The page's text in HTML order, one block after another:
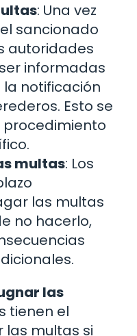
: Una vez
sancionado
autoridades
informadas
notificación
Esto se
procedimiento
multas: Los
las multas
no hacerlo,
las
tienen el
las multas si